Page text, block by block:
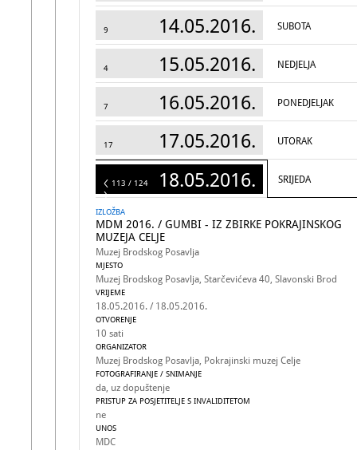
9 14.05.2016. SUBOTA
4 15.05.2016. NEDJELJA
7 16.05.2016. PONEDJELJAK
17 17.05.2016. UTORAK
124 18.05.2016. SRIJEDA
113 / 124
IZLOŽBA
MDM 2016. / GUMBI - IZ ZBIRKE POKRAJINSKOG
MUZEJA CELJE
Muzej Brodskog Posavlja
MJESTO
Muzej Brodskog Posavlja, Starčevićeva 40, Slavonski Brod
VRIJEME
18.05.2016. / 18.05.2016.
OTVORENJE
10 sati
ORGANIZATOR
Muzej Brodskog Posavlja, Pokrajinski muzej Celje
FOTOGRAFIRANJE / SNIMANJE
da, uz dopuštenje
PRISTUP ZA POSJETITELJE S INVALIDITETOM
ne
UNOS
MDC